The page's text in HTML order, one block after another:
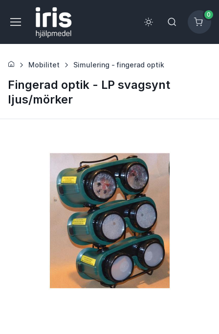
0
Mobilitet Simulering - fingerad optik
Fingerad optik - LP svagsynt
ljus/mörker